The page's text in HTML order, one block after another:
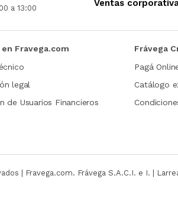
a 13:00
Ventas
Fravega.com
legal
de Usuarios Financieros
Frávega
Pagá
Catálogo
| Fravega.com. Frávega S.A.C.I. e I. |